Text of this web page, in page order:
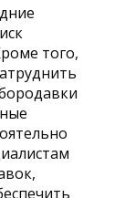
того,